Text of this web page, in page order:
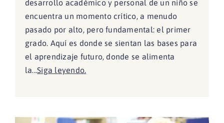
desarrollo académico y personal de un niño se
encuentra un momento crítico, a menudo
pasado por alto, pero fundamental: el primer
grado. Aquí es donde se sientan las bases para
el aprendizaje futuro, donde se alimenta
la...Siga leyendo.